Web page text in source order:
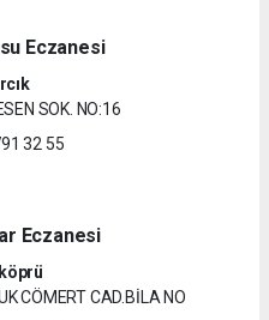
Eczanesi
SOK. NO:16
32 55
Eczanesi
CÖMERT CAD.BİLA NO